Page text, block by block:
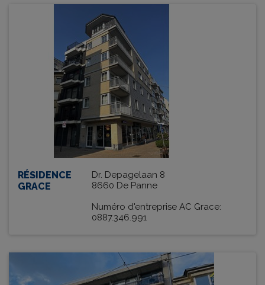
RÉSIDENCE
GRACE
Dr. Depagelaan 8
8660 De Panne
Numéro d'entreprise AC Grace:
0887.346.991